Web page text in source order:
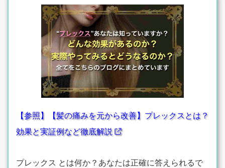
【参照】【髪の痛みを元から改善】プレックスとは？
効果と実証例など徹底解説
プレックス とは何か？あなたは正確に答えられるで